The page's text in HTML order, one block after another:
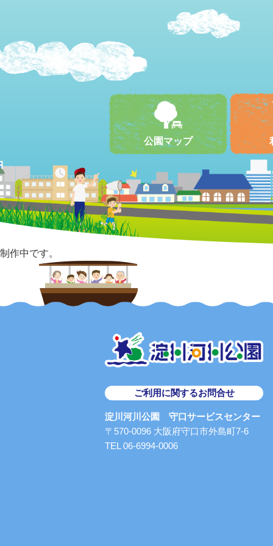
公園マップ
制作中です。
ご利用に関するお問合せ
淀川河川公園 守口サービスセンター
〒570-0096 大阪府守口市外島町7-6
TEL 06-6994-0006